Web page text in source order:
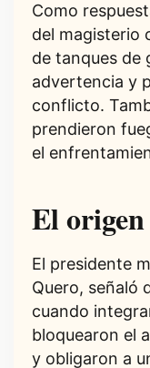
Como
del magisterio
de tanques de
advertencia y
conflicto.
prendieron
el
El
El presidente
Quero, señaló
cuando
bloquearon el
y obligaron a